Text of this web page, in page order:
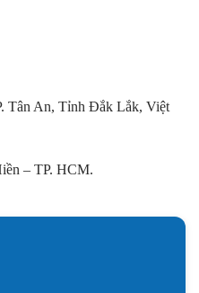
Tân An, Tỉnh Đắk Lắk, Việt
– TP. HCM.